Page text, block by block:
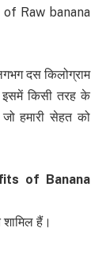
Raw banana
दस किलोग्राम
किसी तरह के
जो हमारी सेहत को
of Banana
हैं।